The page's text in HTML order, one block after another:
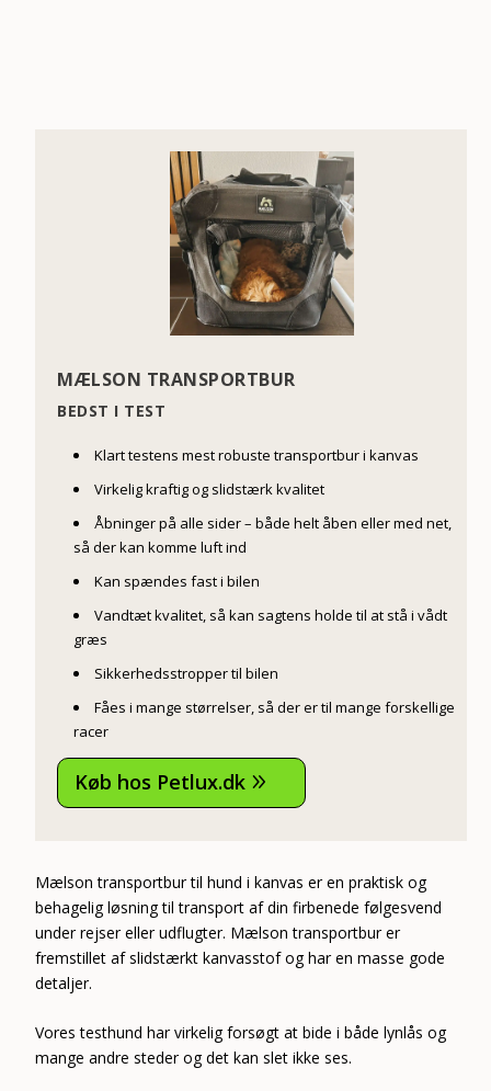
MÆLSON TRANSPORTBUR
BEDST I TEST
Klart testens mest robuste transportbur i kanvas
Virkelig kraftig og slidstærk kvalitet
Åbninger på alle sider – både helt åben eller med net,
så der kan komme luft ind
Kan spændes fast i bilen
Vandtæt kvalitet, så kan sagtens holde til at stå i vådt
græs
Sikkerhedsstropper til bilen
Fåes i mange størrelser, så der er til mange forskellige
racer
Køb hos Petlux.dk 9
Mælson transportbur til hund i kanvas er en praktisk og
behagelig løsning til transport af din firbenede følgesvend
under rejser eller udflugter. Mælson transportbur er
fremstillet af slidstærkt kanvasstof og har en masse gode
detaljer.
Vores testhund har virkelig forsøgt at bide i både lynlås og
mange andre steder og det kan slet ikke ses.